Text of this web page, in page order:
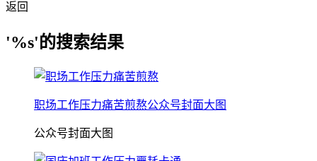
返回
'%s'的搜索结果
职场工作压力痛苦煎熬公众号封面大图
公众号封面大图